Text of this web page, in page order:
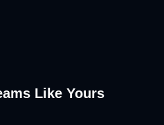
Like Yours